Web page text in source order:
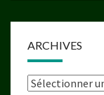
ARCHIVES
Archives